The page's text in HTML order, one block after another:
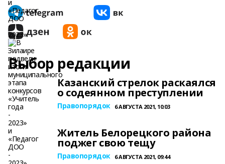
Выбор редакции
Казанский стрелок раскаялся
о содеянном преступлении
Правопорядок 6 АВГУСТА 2021, 10:03
Житель Белорецкого района
поджег свою тещу
Правопорядок 6 АВГУСТА 2021, 09:44